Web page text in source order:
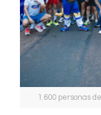
1.600 personas